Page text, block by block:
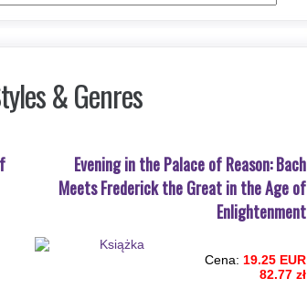
& Genres
Evening in the Palace of Reason: Bach
Meets Frederick the Great in the Age of
Enlightenment
Cena: 19.25 EUR
82.77 zł